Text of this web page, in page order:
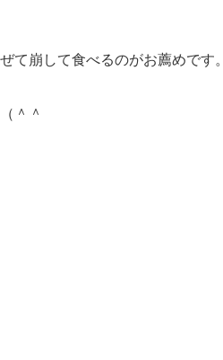
て崩して食べるのがお薦めです。
＾＾